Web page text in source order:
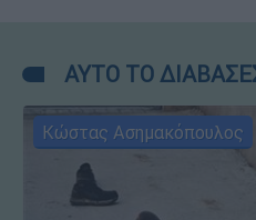
ΑΥΤΟ ΤΟ
Κώστας Ασημακόπουλος